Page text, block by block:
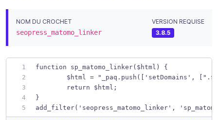
NOM DU CROCHET
seopress_matomo_linker
VERSION REQUISE
3.8.5
function sp_matomo_linker($html) {
$html = "_paq.push(['setDomains',
	return $html;
}
add_filter('seopress_matomo_linker',